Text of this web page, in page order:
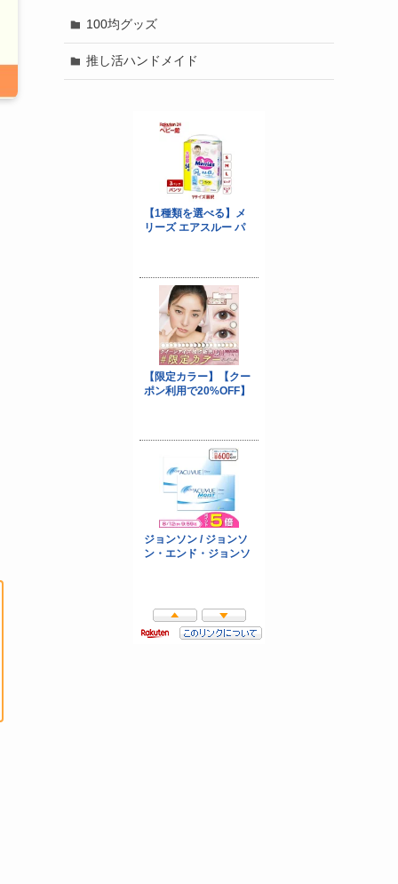
100均グッズ
推し活ハンドメイド